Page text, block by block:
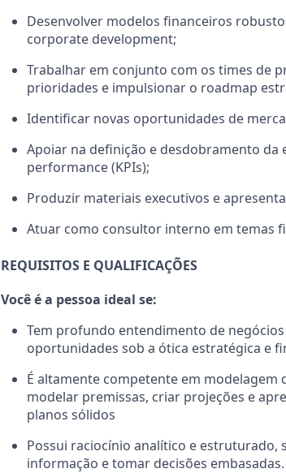
Desenvolver modelos financeiros
corporate development;
Trabalhar em conjunto com os times de
prioridades e impulsionar o roadmap
Identificar novas oportunidades de
Apoiar na definição e desdobramento
performance (KPIs);
Produzir materiais executivos e
Atuar como consultor interno em temas
REQUISITOS E QUALIFICAÇÕES
Você é a pessoa ideal se:
Tem profundo entendimento de
oportunidades sob a ótica estratégica e
É altamente competente em modelagem
modelar premissas, criar projeções e
planos sólidos
Possui raciocínio analítico e estruturado,
informação e tomar decisões embasadas.